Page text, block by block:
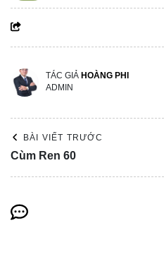
TÁC GIẢ HOÀNG PHI
ADMIN
BÀI VIẾT TRƯỚC
Cùm Ren 60